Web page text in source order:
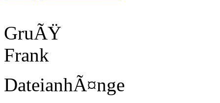
GruÃŸ
Frank
DateianhÃ¤nge